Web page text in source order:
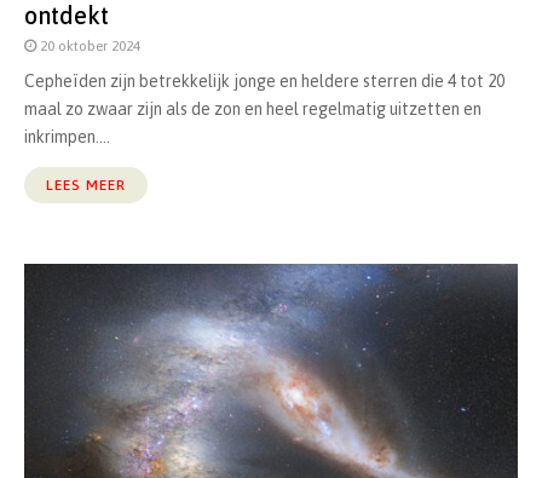
ontdekt
20 oktober 2024
Cepheïden zijn betrekkelijk jonge en heldere sterren die 4 tot 20
maal zo zwaar zijn als de zon en heel regelmatig uitzetten en
inkrimpen....
LEES MEER